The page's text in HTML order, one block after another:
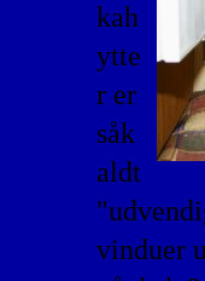
kah
ytte
r er
såk
aldt
vinduer